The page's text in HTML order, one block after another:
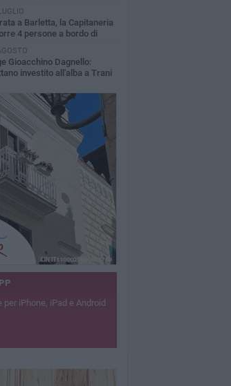
a Barletta, la Capitaneria
4 persone a bordo di
Gioacchino Dagnello:
investito all'alba a Trani
iPhone, iPad e Android